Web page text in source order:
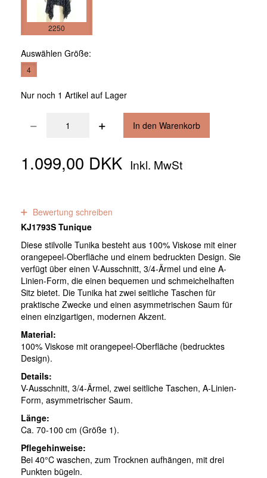
2250
Auswählen Größe:
4
Nur noch 1 Artikel auf Lager
In den Warenkorb
1.099,00 DKK Inkl. MwSt
Bewertung schreiben
KJ1793S Tunique
Diese stilvolle Tunika besteht aus 100% Viskose mit einer
orangepeel-Oberfläche und einem bedruckten Design. Sie
verfügt über einen V-Ausschnitt, 3/4-Ärmel und eine A-
Linien-Form, die einen bequemen und schmeichelhaften
Sitz bietet. Die Tunika hat zwei seitliche Taschen für
praktische Zwecke und einen asymmetrischen Saum für
einen einzigartigen, modernen Akzent.
Material:
100% Viskose mit orangepeel-Oberfläche (bedrucktes
Design).
Details:
V-Ausschnitt, 3/4-Ärmel, zwei seitliche Taschen, A-Linien-
Form, asymmetrischer Saum.
Länge:
Ca. 70-100 cm (Größe 1).
Pflegehinweise:
Bei 40°C waschen, zum Trocknen aufhängen, mit drei
Punkten bügeln.